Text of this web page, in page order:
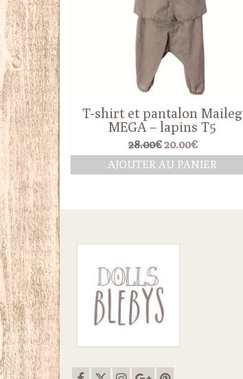
T-shirt et pantalon Maileg
MEGA – lapins T5
28.00€ Le
prix
initial
20.00€Le
prix
actuel
AJOUTER AU PANIER